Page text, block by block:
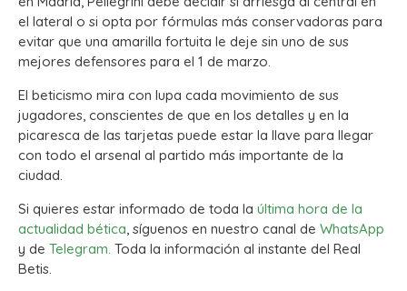
el lateral o si opta por fórmulas más conservadoras para
evitar que una amarilla fortuita le deje sin uno de sus
mejores defensores para el 1 de marzo.
El beticismo mira con lupa cada movimiento de sus
jugadores, conscientes de que en los detalles y en la
picaresca de las tarjetas puede estar la llave para llegar
con todo el arsenal al partido más importante de la
ciudad.
Si quieres estar informado de toda la última hora de la
actualidad bética, síguenos en nuestro canal de WhatsApp
y de Telegram. Toda la información al instante del Real
Betis.